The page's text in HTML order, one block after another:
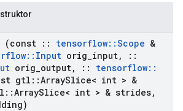
(const :: tensorflow::Scope &
:: Input orig input,
::
orig output, :: tensorflow::
gtl ::ArraySlice< int > &
::ArraySlice< int > & strides,